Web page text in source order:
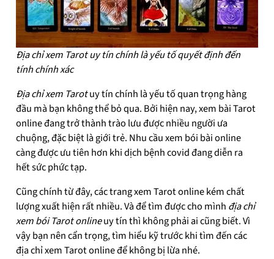
Địa chỉ xem Tarot uy tín chính là yếu tố quyết định đến
tính chính xác
Địa chỉ xem Tarotuy tín chính là yếu tố quan trọng hàng
đầu mà bạn không thể bỏ qua. Bởi hiện nay, xem bài Tarot
online đang trở thành trào lưu được nhiều người ưa
chuộng, đặc biệt là giới trẻ. Nhu cầu xem bói bài online
càng được ưu tiên hơn khi dịch bệnh covid đang diễn ra
hết sức phức tạp.
Cũng chính từ đây, các trang xem Tarot online kém chất
lượng xuất hiện rất nhiều. Và để tìm được cho mình địa chỉ
xem bói Tarot onlineuy tín thì không phải ai cũng biết. Vì
vậy bạn nên cẩn trọng, tìm hiểu kỹ trước khi tìm đến các
địa chỉ xem Tarot online để không bị lừa nhé.